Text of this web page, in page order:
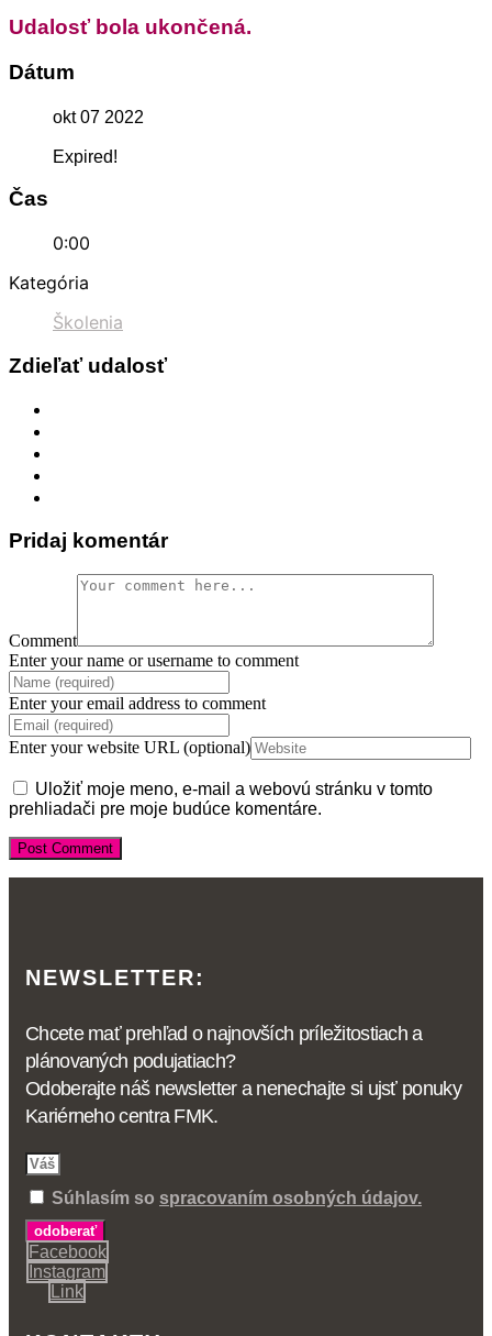
Udalosť bola ukončená.
Dátum
okt 07 2022
Expired!
Čas
0:00
Kategória
Školenia
Zdieľať udalosť
Pridaj komentár
Comment
Enter your name or username to comment
Enter your email address to comment
Enter your website URL (optional)
Uložiť moje meno, e-mail a webovú stránku v tomto
prehliadači pre moje budúce komentáre.
NEWSLETTER:
Chcete mať prehľad o najnovších príležitostiach a
plánovaných podujatiach?
Odoberajte náš newsletter a nenechajte si ujsť ponuky
Kariérneho centra FMK.
Súhlasím so spracovaním osobných údajov.
odoberať
Facebook
Instagram
Link